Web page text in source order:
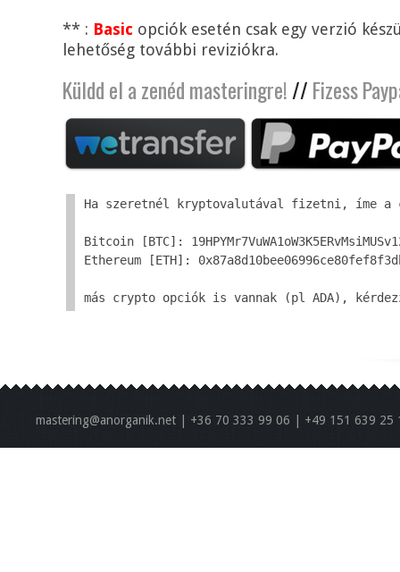
** : Basic opciók esetén csak egy verzió
lehetőség további reviziókra.
Küldd el a zenéd masteringre! // Fizess
Ha szeretnél kryptovalutával fizetni, íme a
Bitcoin [BTC]:
Ethereum [ETH]:
más crypto opciók is vannak (pl ADA),
mastering@anorganik.net | +36 70 333 99 06 | +49 151 639 25